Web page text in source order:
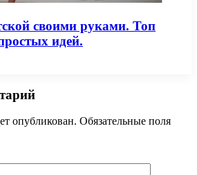
своими руками. Топ
идей.
опубликован. Обязательные поля